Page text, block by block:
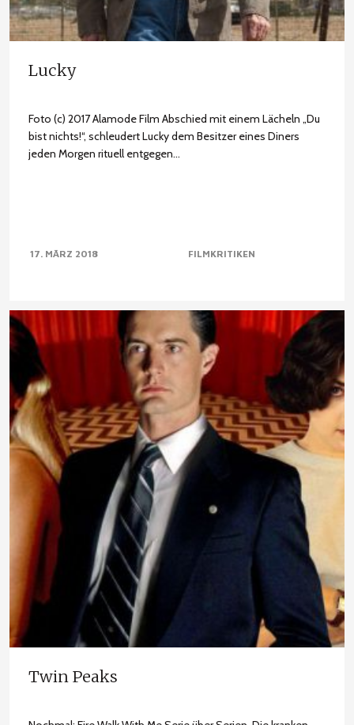
Lucky
Foto (c) 2017 Alamode Film Abschied mit einem Lächeln „Du
bist nichts!“, schleudert Lucky dem Besitzer eines Diners
jeden Morgen rituell entgegen...
17. MÄRZ 2018 FILMKRITIKEN
Twin Peaks